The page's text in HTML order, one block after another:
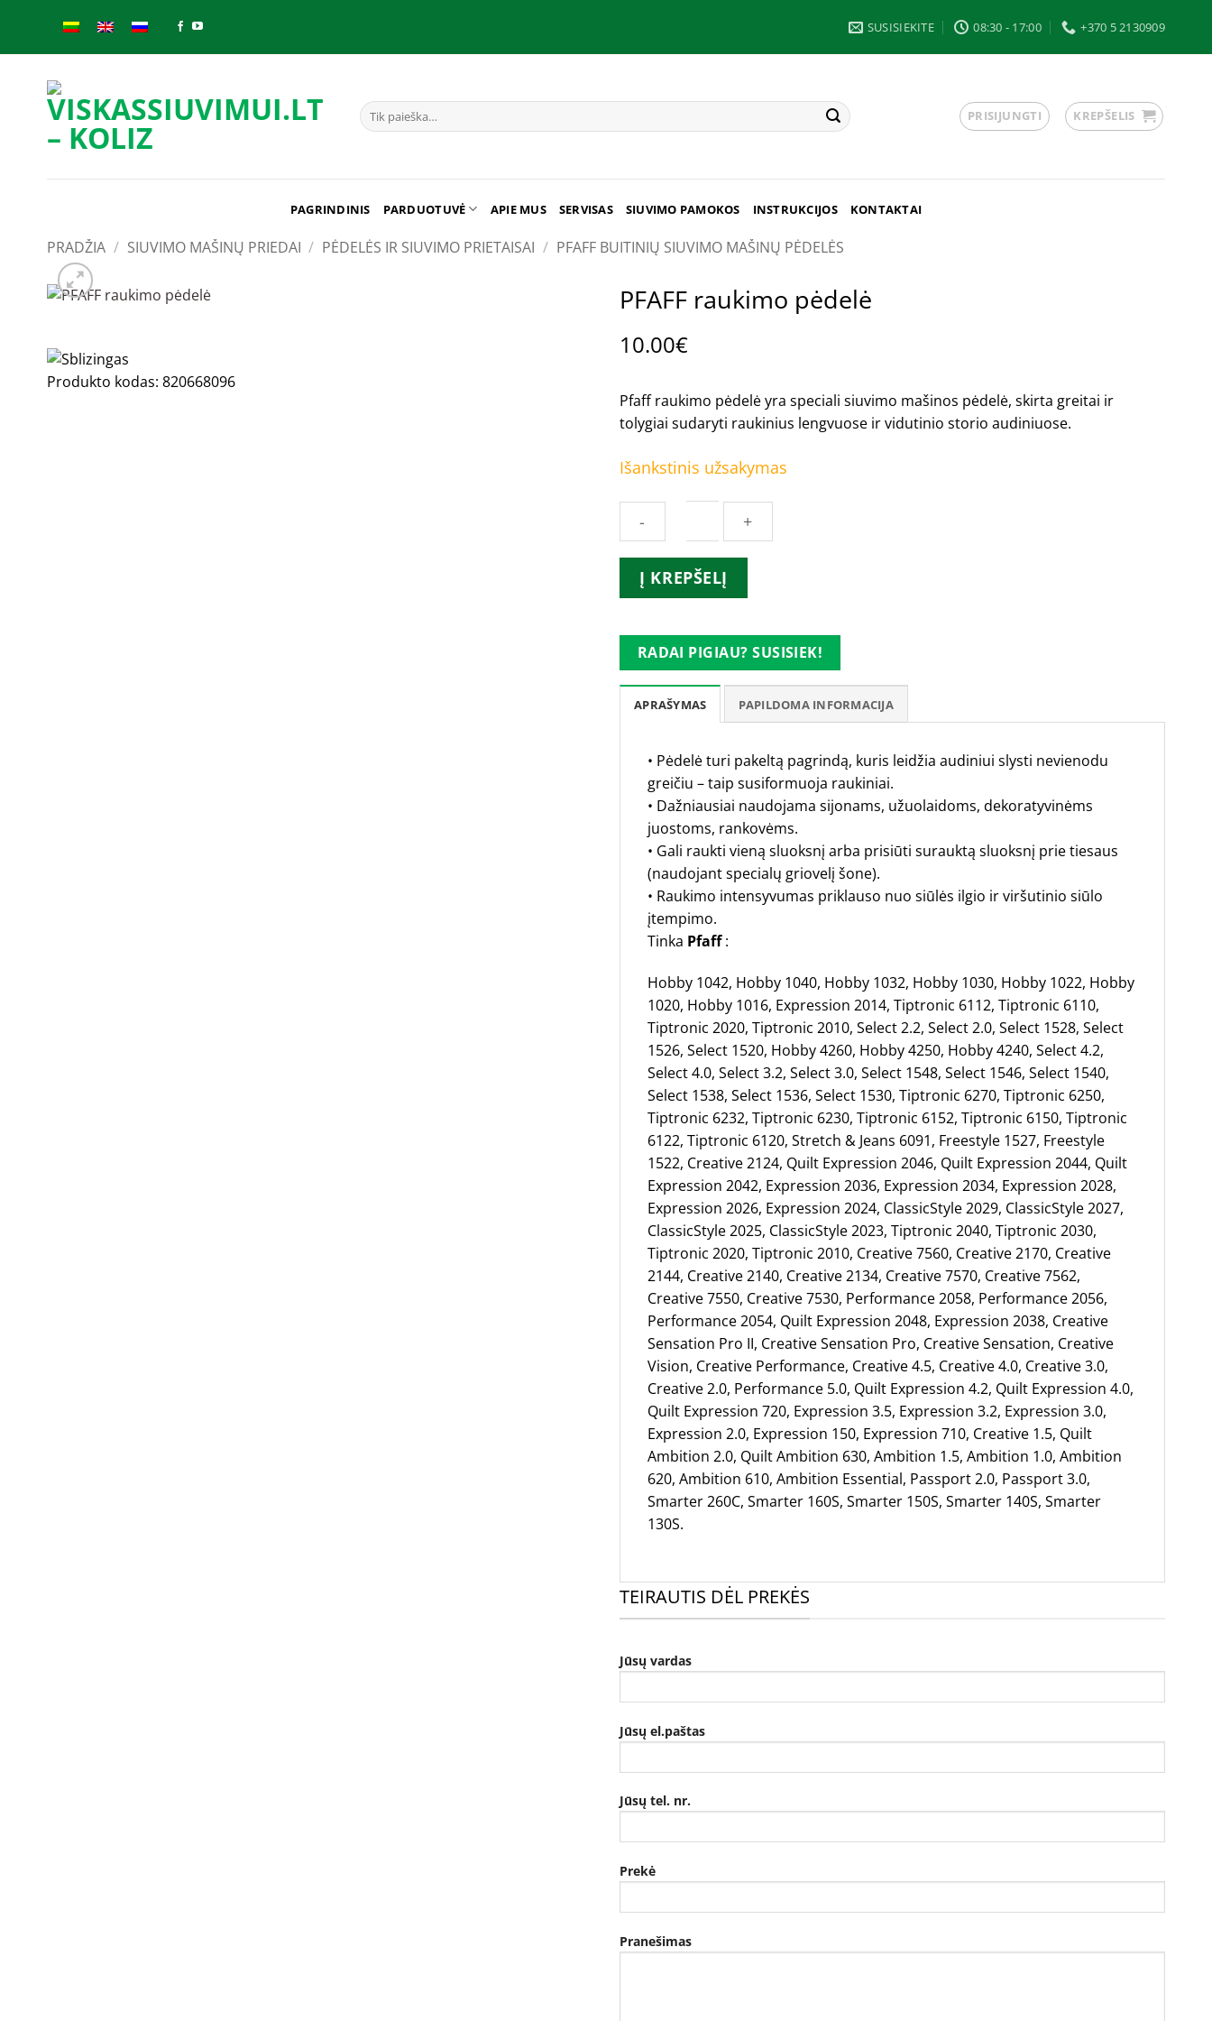
content
SUSISIEKITE 08:30 - 17:00 +370 5 2130909
Ieškoti: PRISIJUNGTI KREPŠELIS
PAGRINDINIS PARDUOTUVĖ APIE MUS SERVISAS SIUVIMO PAMOKOS INSTRUKCIJOS KONTAKTAI
PRADŽIA / SIUVIMO MAŠINŲ PRIEDAI / PĖDELĖS IR SIUVIMO PRIETAISAI / PFAFF BUITINIŲ SIUVIMO MAŠINŲ PĖDELĖS
Produkto kodas: 820668096
PFAFF raukimo pėdelė
10.00€
Pfaff raukimo pėdelė yra speciali siuvimo mašinos pėdelė, skirta greitai ir
tolygiai sudaryti raukinius lengvuose ir vidutinio storio audiniuose.
Išankstinis užsakymas
produkto
kiekis:
raukimo
pėdelė
Į KREPŠELĮ
RADAI PIGIAU? SUSISIEK!
APRAŠYMAS PAPILDOMA INFORMACIJA
• Pėdelė turi pakeltą pagrindą, kuris leidžia audiniui slysti nevienodu
greičiu – taip susiformuoja raukiniai.
• Dažniausiai naudojama sijonams, užuolaidoms, dekoratyvinėms
juostoms, rankovėms.
• Gali raukti vieną sluoksnį arba prisiūti surauktą sluoksnį prie tiesaus
(naudojant specialų griovelį šone).
• Raukimo intensyvumas priklauso nuo siūlės ilgio ir viršutinio siūlo
įtempimo.
Tinka Pfaff:
Hobby 1042, Hobby 1040, Hobby 1032, Hobby 1030, Hobby 1022, Hobby
1020, Hobby 1016, Expression 2014, Tiptronic 6112, Tiptronic 6110,
Tiptronic 2020, Tiptronic 2010, Select 2.2, Select 2.0, Select 1528, Select
1526, Select 1520, Hobby 4260, Hobby 4250, Hobby 4240, Select 4.2,
Select 4.0, Select 3.2, Select 3.0, Select 1548, Select 1546, Select 1540,
Select 1538, Select 1536, Select 1530, Tiptronic 6270, Tiptronic 6250,
Tiptronic 6232, Tiptronic 6230, Tiptronic 6152, Tiptronic 6150, Tiptronic
6122, Tiptronic 6120, Stretch & Jeans 6091, Freestyle 1527, Freestyle
1522, Creative 2124, Quilt Expression 2046, Quilt Expression 2044, Quilt
Expression 2042, Expression 2036, Expression 2034, Expression 2028,
Expression 2026, Expression 2024, ClassicStyle 2029, ClassicStyle 2027,
ClassicStyle 2025, ClassicStyle 2023, Tiptronic 2040, Tiptronic 2030,
Tiptronic 2020, Tiptronic 2010, Creative 7560, Creative 2170, Creative
2144, Creative 2140, Creative 2134, Creative 7570, Creative 7562,
Creative 7550, Creative 7530, Performance 2058, Performance 2056,
Performance 2054, Quilt Expression 2048, Expression 2038, Creative
Sensation Pro II, Creative Sensation Pro, Creative Sensation, Creative
Vision, Creative Performance, Creative 4.5, Creative 4.0, Creative 3.0,
Creative 2.0, Performance 5.0, Quilt Expression 4.2, Quilt Expression 4.0,
Quilt Expression 720, Expression 3.5, Expression 3.2, Expression 3.0,
Expression 2.0, Expression 150, Expression 710, Creative 1.5, Quilt
Ambition 2.0, Quilt Ambition 630, Ambition 1.5, Ambition 1.0, Ambition
620, Ambition 610, Ambition Essential, Passport 2.0, Passport 3.0,
Smarter 260C, Smarter 160S, Smarter 150S, Smarter 140S, Smarter
130S.
TEIRAUTIS DĖL PREKĖS
Jūsų vardas
Jūsų el.paštas
Jūsų tel. nr.
Prekė
Pranešimas